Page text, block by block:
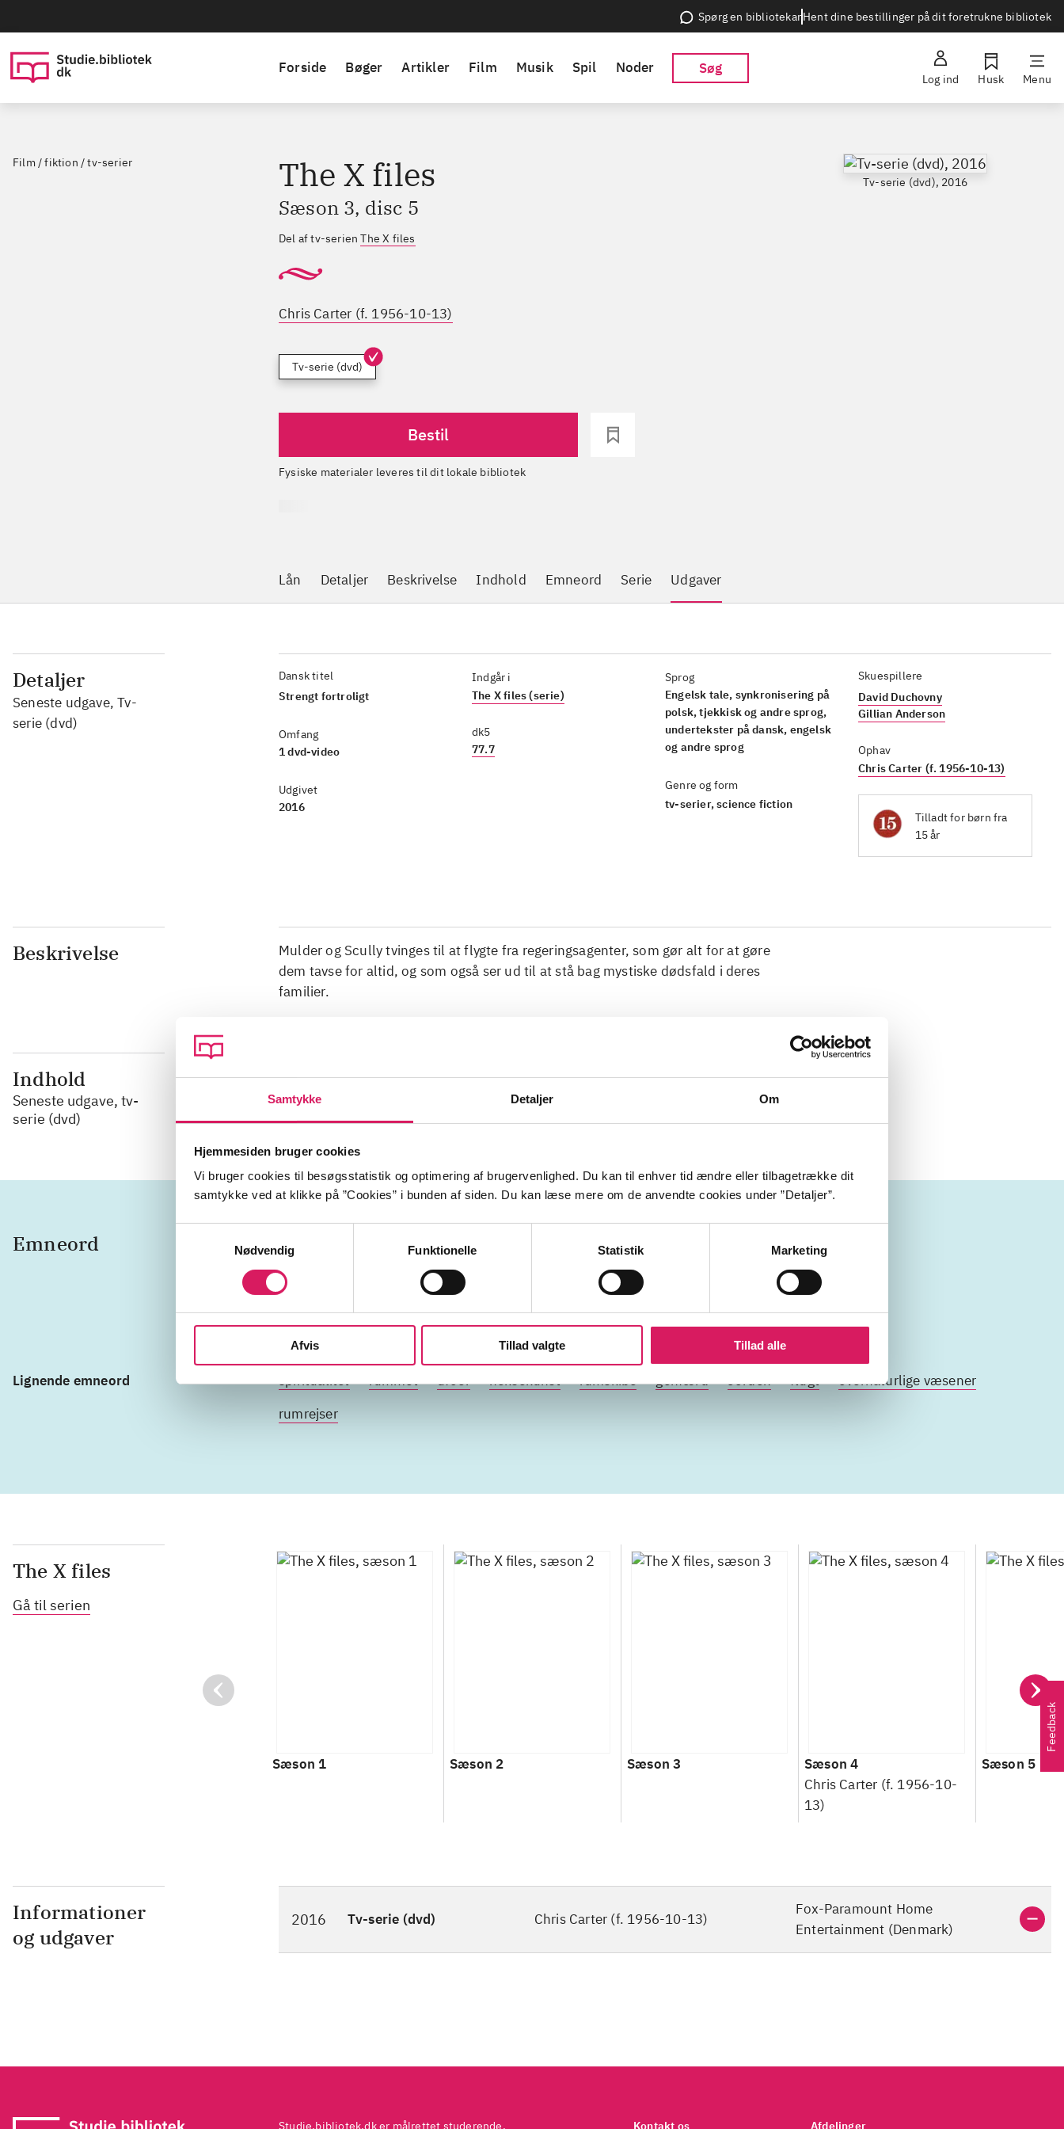
Samtykke Detaljer Om
Hjemmesiden bruger cookies
Vi bruger cookies til besøgsstatistik og optimering af brugervenlighed. Du kan til enhver tid ændre eller tilbagetrække dit
samtykke ved at klikke på ”Cookies” i bunden af siden. Du kan læse mere om de anvendte cookies under ”Detaljer”.
Nødvendig
Funktionelle Statistik Marketing
Afvis Tillad valgte Tillad alle
Spørg en bibliotekarHent dine bestillinger på dit foretrukne bibliotek
Forside Bøger Artikler Film Musik Spil Noder Søg
Log ind Husk Menu
Film / fiktion / tv-serier
Tv-serie (dvd), 2016
The X files
Sæson 3, disc 5
Del af tv-serienThe X files
Chris Carter (f. 1956-10-13)
Tv-serie (dvd)
Bestil
Fysiske materialer leveres til dit lokale bibliotek
Lån Detaljer Beskrivelse Indhold Emneord Serie Udgaver
Detaljer
Seneste udgave, Tv-
serie (dvd)
Dansk titel
Strengt fortroligt
Omfang
1 dvd-video
Udgivet
2016
Indgår i
The X files (serie)
dk5
77.7
Sprog
Engelsk tale, synkronisering på
polsk, tjekkisk og andre sprog,
undertekster på dansk, engelsk
og andre sprog
Genre og form
tv-serier, science fiction
Skuespillere
David Duchovny
Gillian Anderson
Ophav
Chris Carter (f. 1956-10-13)
Tilladt for børn fra
15 år
Beskrivelse
Mulder og Scully tvinges til at flygte fra regeringsagenter, som gør alt for at gøre
dem tavse for altid, og som også ser ud til at stå bag mystiske dødsfald i deres
familier.
Indhold
Seneste udgave, tv-
serie (dvd)
Delindhold
Emneord FBI-agenter overnaturlige fænomener
rumvæsener
USA
Lignende emneord spiritualitet rummet ufoer heksekunst rumskibe genfærd Jorden flugt
overnaturlige væsener
rumrejser
The X files
Gå til serien
Sæson 1 Sæson 2 Sæson 3
Sæson 4
Chris Carter (f. 1956-10-
13)
Sæson 5
Informationer
og udgaver
2016 Tv-serie (dvd) Chris Carter (f. 1956-10-13)
Fox-Paramount Home
Entertainment (Denmark)
Feedback
Studie.bibliotek.dk er målrettet studerende, Kontakt os Afdelinger